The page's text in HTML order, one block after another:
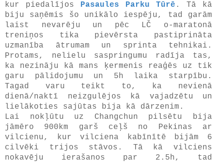
kur piedalījos Pasaules Parku Tūrē . Tā kā
biju saņēmis šo unikālo iespēju, tad garām
laist nevarēju un pēc LČ o-maratonā
treniņos tika pievērsta pastiprināta
uzmanība ātrumam un sprinta tehnikai.
Protams, nelielu saspringumu radīja tas,
ka nezināju kā mans ķermenis reaģēs uz tik
garu pālidojumu un 5h laika starpību.
Tagad varu teikt to, ka nevienā
dienā/naktī neizgulējos kā vajadzētu un
lielākoties sajūtas bija kā dārzenim.
Lai nokļūtu uz Changchun pilsētu bija
jāmēro 900km garš ceļš no Pekinas ar
vilcienu, kur vilciena kabīnītē bijām 6
cilvēki trijos stāvos. Tā kā vilciens
nokavēju ierašanos par 2.5h, tad